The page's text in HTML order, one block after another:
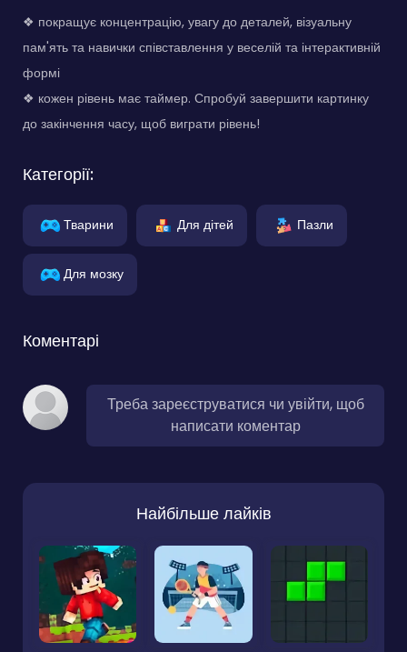
❖ покращує концентрацію, увагу до деталей, візуальну
пам'ять та навички співставлення у веселій та інтерактивній
формі
❖ кожен рівень має таймер. Спробуй завершити картинку
до закінчення часу, щоб виграти рівень!
Категорії:
Тварини Для дітей Пазли
Для мозку
Коментарі
Треба зареєструватися чи увійти, щоб
написати коментар
Найбільше лайків